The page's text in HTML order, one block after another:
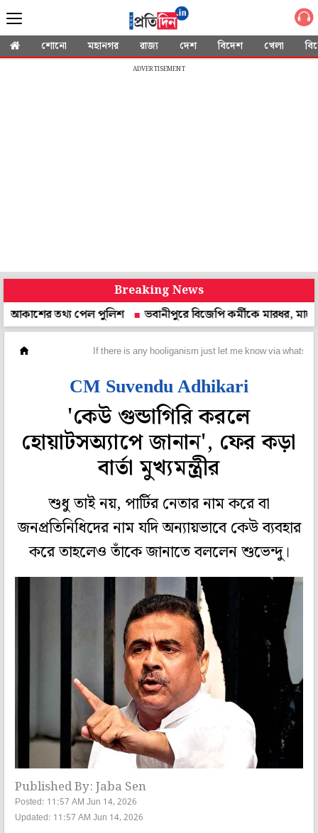
শোনো মহানগর রাজ্য দেশ বিদেশ খেলা
ADVERTISEMENT
Breaking News
তথ্য পেল পুলিশ
ভবানীপুরে বিজেপি কর্মীকে মারধর, মাকে
If there is any hooliganism just let me know via
CM Suvendu Adhikari
'কেউ গুন্ডাগিরি করলে
হোয়াটসঅ্যাপে জানান', ফের কড়া
বার্তা মুখ্যমন্ত্রীর
শুধু তাই নয়, পার্টির নেতার নাম করে বা
জনপ্রতিনিধিদের নাম যদি অন্যায়ভাবে কেউ ব্যবহার
করে তাহলেও তাঁকে জানাতে বললেন শুভেন্দু।
Published By: Jaba Sen
Posted: 11:57 AM Jun 14, 2026
Updated: 11:57 AM Jun 14, 2026